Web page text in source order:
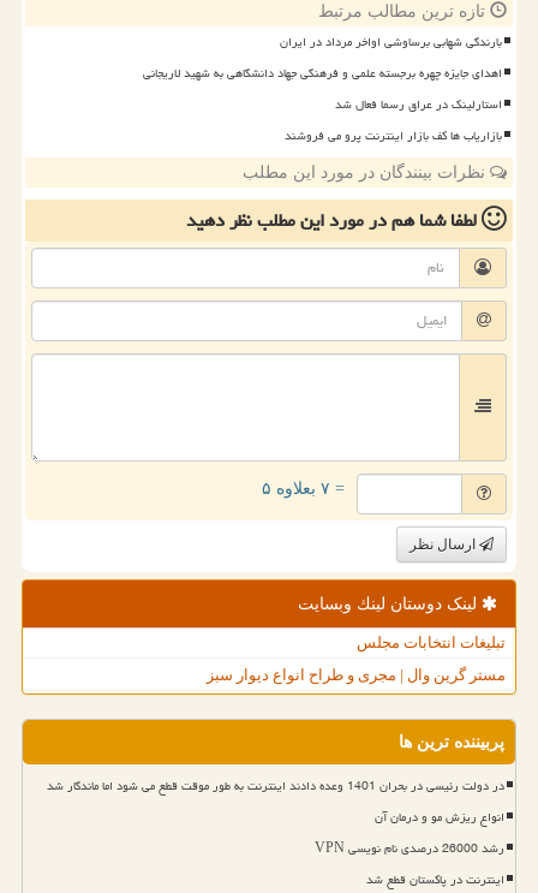
تازه ترین مطالب مرتبط
بارندگی شهابی برساوشی اواخر مرداد در ایران
اهدای جایزه چهره برجسته علمی و فرهنگی جهاد دانشگاهی به شهید لاریجانی
استارلینک در عراق رسما فعال شد
بازاریاب ها کف بازار اینترنت پرو می فروشند
نظرات بینندگان در مورد این مطلب
لطفا شما همدر مورد این مطلبنظر دهید
= ۷ بعلاوه ۵
ارسال نظر
لینک دوستان لینك وبسایت
تبلیغات انتخابات مجلس
مستر گرین وال | مجری و طراح انواع دیوار سبز
پربیننده ترین ها
در دولت رئیسی در بحران 1401 وعده دادند اینترنت به طور موقت قطع می شود اما ماندگار شد
انواع ریزش مو و درمان آن
رشد 26000 درصدی نام نویسی VPN
اینترنت در پاکستان قطع شد